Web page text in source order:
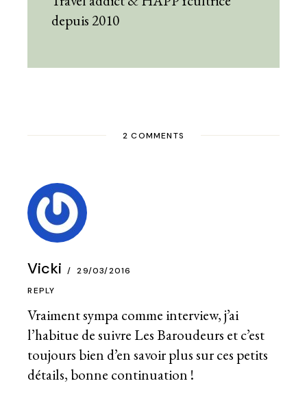
depuis 2010
2 COMMENTS
Vicki 29/03/2016
Vraiment sympa comme interview, j’ai
l’habitue de suivre Les Baroudeurs et c’est
toujours bien d’en savoir plus sur ces petits
détails, bonne continuation !
REPLY